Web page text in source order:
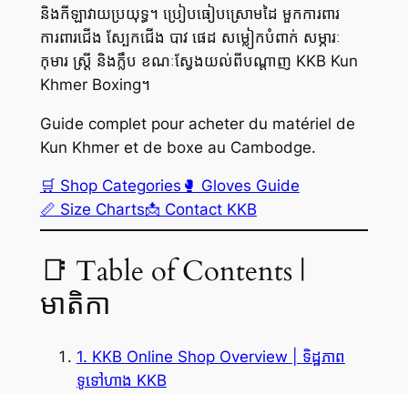
និងកីឡាវាយប្រយុទ្ធ។ ប្រៀបធៀបស្រោមដៃ មួកការពារ
ការពារជើង ស្បែកជើង បាវ ផេដ សម្លៀកបំពាក់ សម្ភារៈ
កុមារ ស្ត្រី និងក្លឹប ខណៈស្វែងយល់ពីបណ្តាញ KKB Kun
Khmer Boxing។
Guide complet pour acheter du matériel de
Kun Khmer et de boxe au Cambodge.
🛒 Shop Categories 🥊 Gloves Guide
📏 Size Charts📩 Contact KKB
📑 Table of Contents |
មាតិកា
1. KKB Online Shop Overview | ទិដ្ឋភាព
ទូទៅហាង KKB